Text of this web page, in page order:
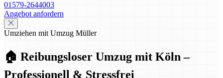
01579-2644003
Angebot anfordern
Umziehen mit Umzug Müller
🏠 Reibungsloser Umzug mit Köln –
Professionell & Stressfrei